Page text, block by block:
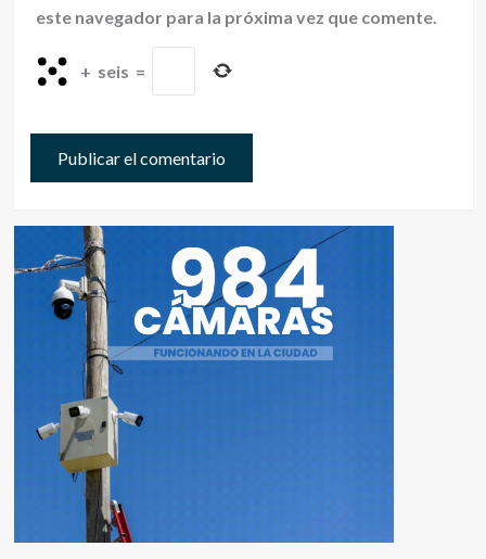
este navegador para la próxima vez que comente.
+ seis =